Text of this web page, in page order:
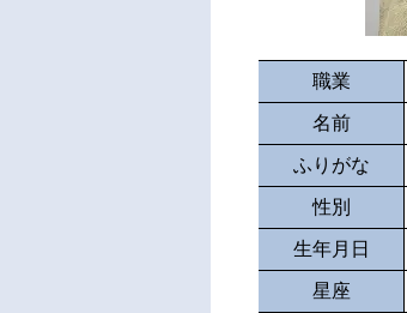
職業
名前
ふりがな
性別
生年月日
星座